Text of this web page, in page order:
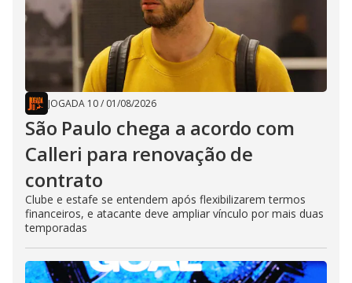
JOGADA 10/ 01/08/2026
São Paulo chega a acordo com
Calleri para renovação de
contrato
Clube e estafe se entendem após flexibilizarem termos
financeiros, e atacante deve ampliar vínculo por mais duas
temporadas